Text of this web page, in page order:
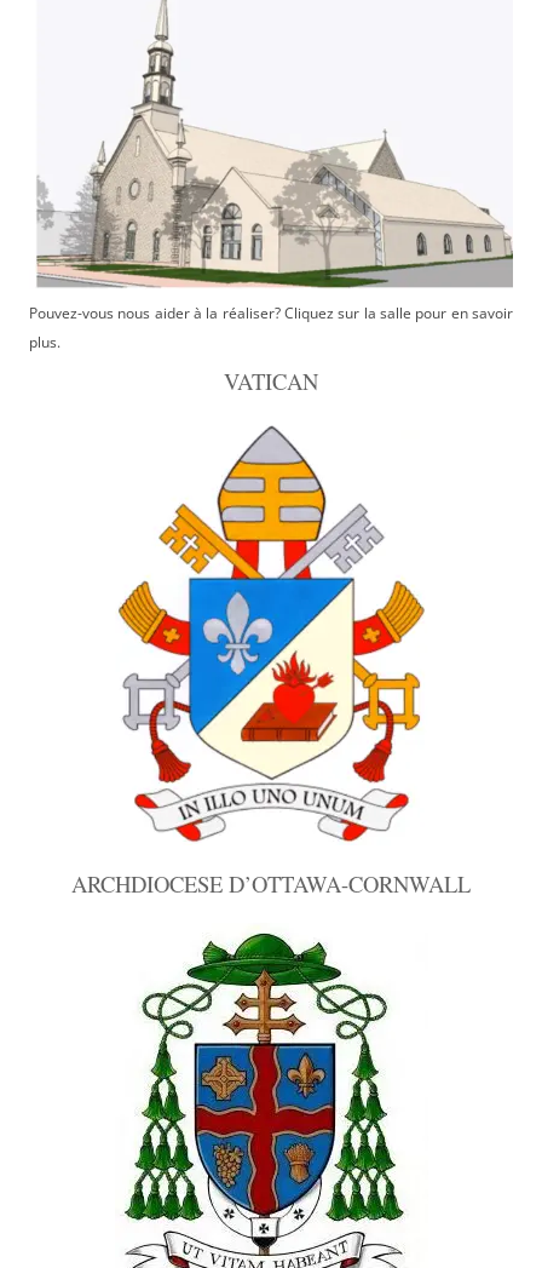
Pouvez-vous nous aider à la réaliser? Cliquez sur la salle pour en savoir
plus.
VATICAN
ARCHDIOCESE D’OTTAWA-CORNWALL